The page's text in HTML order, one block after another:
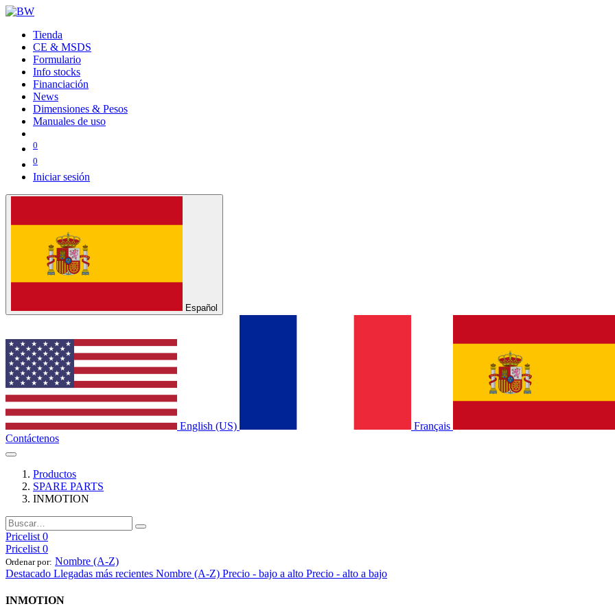
Tienda
CE & MSDS
Formulario
Info stocks
Financiación
News
Dimensiones & Pesos
Manuales de uso
0
0
Iniciar sesión
Español
English (US) Français
Contáctenos
Productos
SPARE PARTS
INMOTION
Pricelist 0
Pricelist 0
Ordenar por: Nombre (A-Z)
Destacado Llegadas más recientes Nombre (A-Z) Precio - bajo a alto Precio - alto a bajo
INMOTION